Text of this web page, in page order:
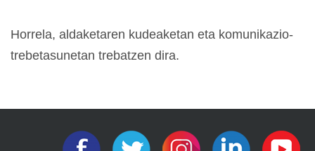
Horrela, aldaketaren kudeaketan eta komunikazio-
trebetasunetan trebatzen dira.